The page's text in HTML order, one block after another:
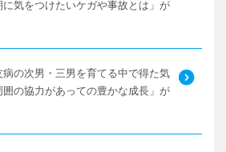
気をつけたいケガや事故とは」が
病の次男・三男を育てる中で得た気
の協力があっての豊かな成長」が